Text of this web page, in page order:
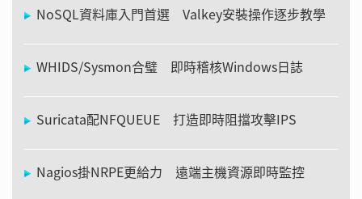
NoSQL資料庫入門首選 Valkey安裝操作逐步教學
WHIDS/Sysmon合璧 即時稽核Windows日誌
Suricata配NFQUEUE 打造即時阻擋攻擊IPS
Nagios掛NRPE更給力 遠端主機資源即時監控